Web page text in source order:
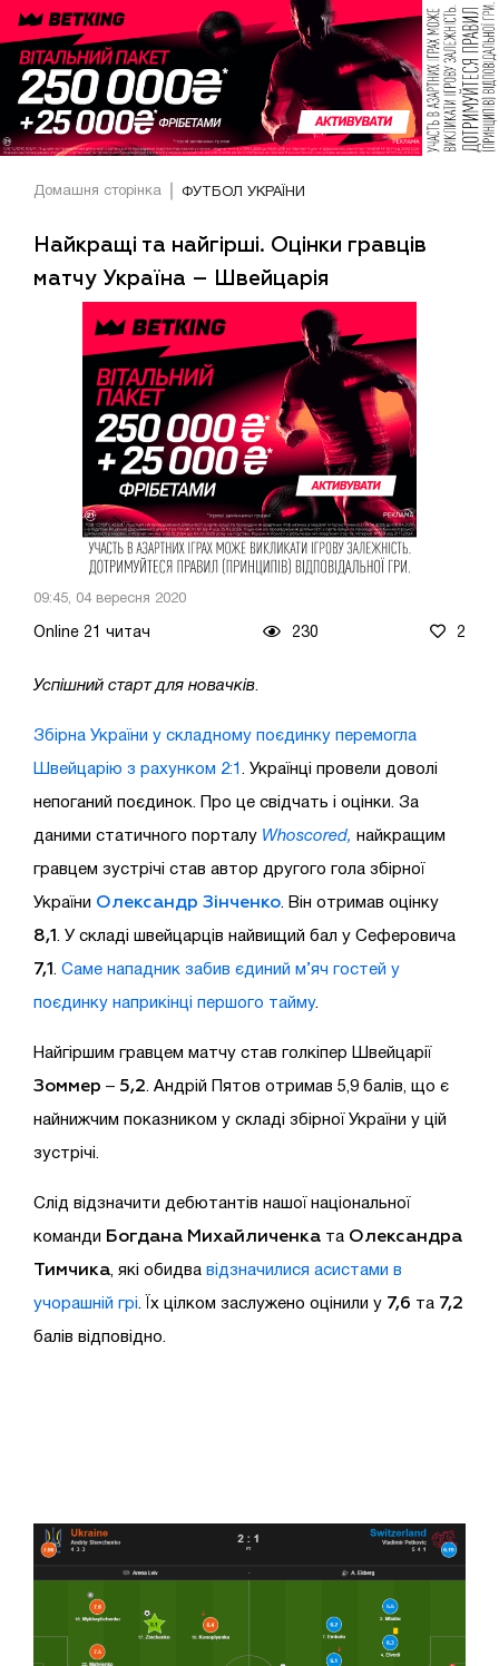
Домашня сторінка ФУТБОЛ УКРАЇНИ
Найкращі та найгірші. Оцінки гравців
матчу Україна – Швейцарія
09:45, 04 вересня 2020
Online 21 читач 230 2
Успішний старт для новачків
Збірна України у складному поєдинку перемогла
Швейцарію з рахунком 2:1 . Українці провели доволі
непоганий поєдинок. Про це свідчать і оцінки. За
даними статичного порталу Whoscored, найкращим
гравцем зустрічі став автор другого гола збірної
України Олександр Зінченко . Він отримав оцінку
8,1 . У складі швейцарців найвищий бал у Сеферовича
7,1 Саме нападник забив єдиний м’яч гостей у
поєдинку наприкінці першого тайму.
Найгіршим гравцем матчу став голкіпер Швейцарії
Зоммер – 5,2 . Андрій Пятов отримав 5,9 балів, що є
найнижчим показником у складі збірної України у цій
зустрічі.
Слід відзначити дебютантів нашої національної
команди Богдана Михайличенка та Олександра
Тимчика , які обидва відзначилися асистами в
учорашній грі . Їх цілком заслужено оцінили у 7,6 та 7,2
балів відповідно.